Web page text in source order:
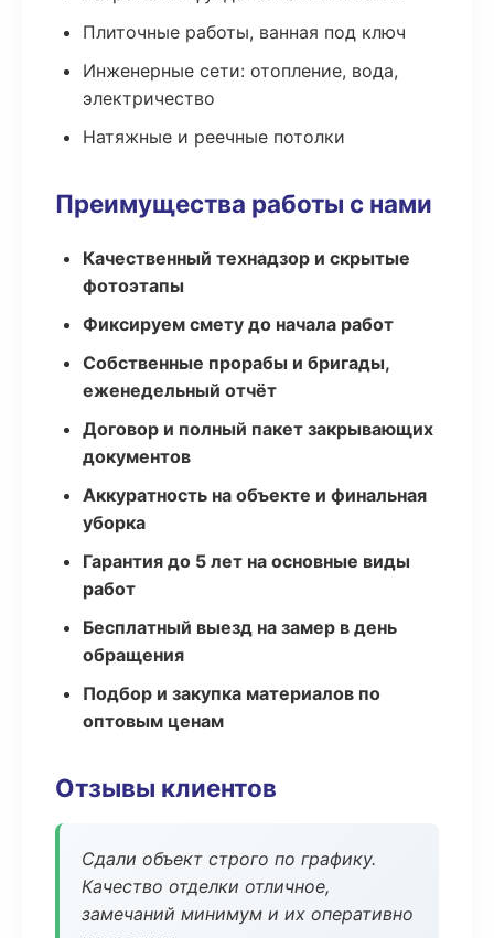
Плиточные работы, ванная под ключ
Инженерные сети: отопление, вода,
электричество
Натяжные и реечные потолки
Преимущества работы с нами
Качественный технадзор и скрытые
фотоэтапы
Фиксируем смету до начала работ
Собственные прорабы и бригады,
еженедельный отчёт
Договор и полный пакет закрывающих
документов
Аккуратность на объекте и финальная
уборка
Гарантия до 5 лет на основные виды
работ
Бесплатный выезд на замер в день
обращения
Подбор и закупка материалов по
оптовым ценам
Отзывы клиентов
Сдали объект строго по графику.
Качество отделки отличное,
замечаний минимум и их оперативно